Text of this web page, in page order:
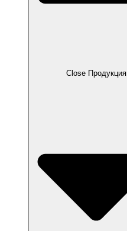
Close Продукция